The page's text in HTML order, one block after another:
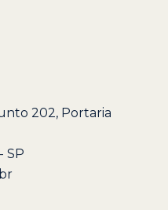
202, Portaria
SP